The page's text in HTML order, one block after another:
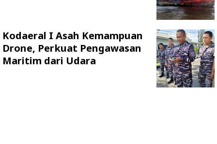
Kodaeral I Asah Kemampuan
Drone, Perkuat Pengawasan
Maritim dari Udara